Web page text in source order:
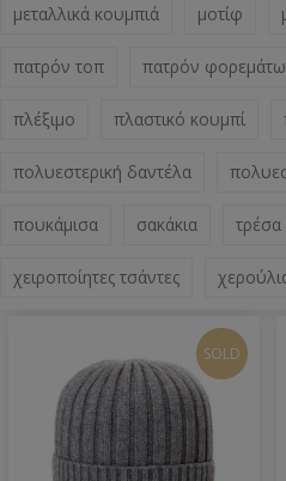
μεταλλικά κουμπιά μοτίφ
πατρόν τοπ πατρόν
πλέξιμο πλαστικό κουμπί
πολυεστερική δαντέλα
πουκάμισα σακάκια τρέσα
χειροποίητες τσάντες
SOLD